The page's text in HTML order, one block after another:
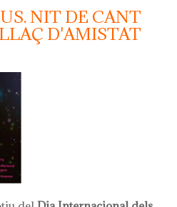
NIT DE CANT
D'AMISTAT